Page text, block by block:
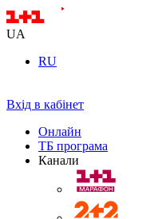
UA
RU
Вхід в кабінет
Онлайн
ТБ програма
Канали